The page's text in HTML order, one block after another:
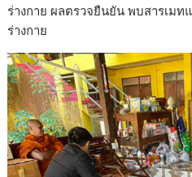
ร่างกาย ผลตรวจยืนยัน พบสารเมท
ร่างกาย